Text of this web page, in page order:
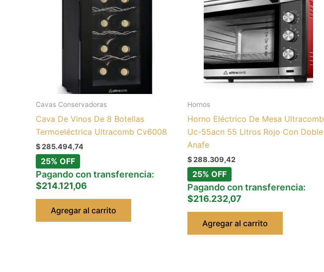
Cavas Conservadoras
Cava De Vinos De 8 Botellas
Termoeléctrica Ultracomb Cv6008
$285.494,74
25% OFF
Pagando con transferencia:
$214.121,06
Agregar al carrito
Hornos
Horno Eléctrico De Mesa Ultracomb
Uc-55acn 55 Litros Rojo Con Doble
Anafe
$288.309,42
25% OFF
Pagando con transferencia:
$216.232,07
Agregar al carrito